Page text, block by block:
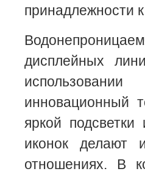
принадлежности
дисплейных
инновационный
яркой
иконок делают
отношениях. В